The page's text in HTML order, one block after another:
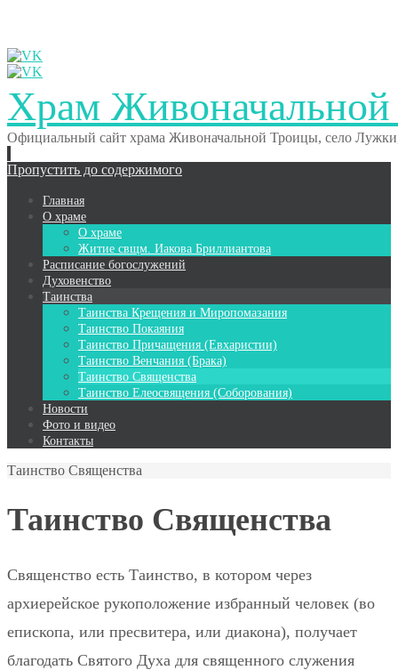
Храм
Официальный сайт храма Живоначальной Троицы, село
Пропустить до содержимого
Главная
О храме
О храме
Житие свщм. Иакова Бриллиантова
Расписание богослужений
Духовенство
Таинства
Таинства Крещения и Миропомазания
Таинство Покаяния
Таинство Причащения (Евхаристии)
Таинство Венчания (Брака)
Таинство Священства
Таинство Елеосвящения (Соборования)
Новости
Фото и видео
Контакты
Таинство Священства
Таинство Священства
Священство есть Таинство, в котором через
архиерейское рукоположение избранный человек (во
епископа, или пресвитера, или диакона), получает
благодать Святого Духа для священного служения